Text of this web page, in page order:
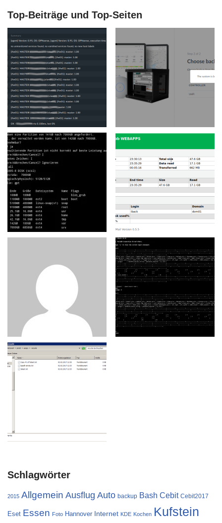
Top-Beiträge und Top-Seiten
Schlagwörter
2015 Allgemein Ausflug Auto backup Bash Cebit Cebit2017
Eset Essen Foto Hannover Internet KDE Kochen Kufstein